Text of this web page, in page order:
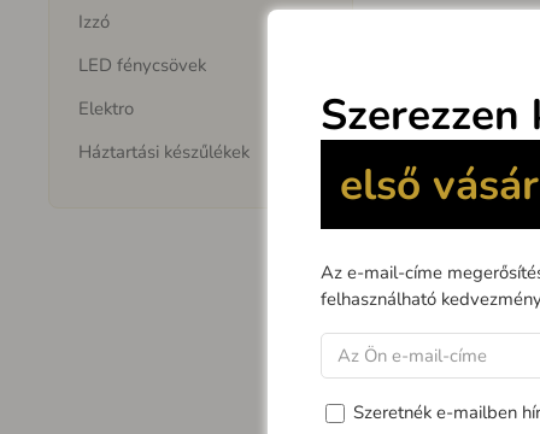
Izzó
LED fénycsövek
Elektro
Háztartási készűlékek